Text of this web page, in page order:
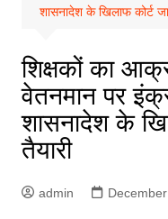
शासनादेश के खिलाफ कोर्ट
शिक्षकों का
वेतनमान पर
शासनादेश के
तैयारी
admin